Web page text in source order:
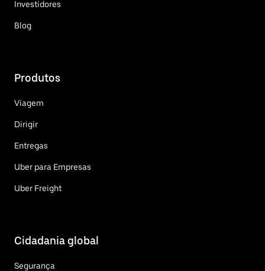
Investidores
Blog
Produtos
Viagem
Dirigir
Entregas
Uber para Empresas
Uber Freight
Cidadania global
Segurança